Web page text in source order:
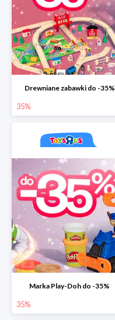
Drewniane zabawki do -35%
35%
Marka Play-Doh do -35%
35%